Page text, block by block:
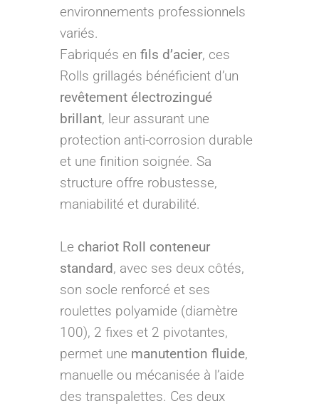
environnements professionnels
variés.
Fabriqués en fils d’acier, ces
Rolls grillagés bénéficient d’un
revêtement électrozingué
brillant, leur assurant une
protection anti-corrosion durable
et une finition soignée. Sa
structure offre robustesse,
maniabilité et durabilité.
Le chariot Roll conteneur
standard, avec ses deux côtés,
son socle renforcé et ses
roulettes polyamide (diamètre
100), 2 fixes et 2 pivotantes,
permet une manutention fluide,
manuelle ou mécanisée à l’aide
des transpalettes. Ces deux